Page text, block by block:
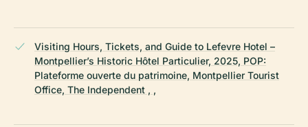
Visiting Hours, Tickets, and Guide to Lefevre Hotel –
Montpellier’s Historic Hôtel Particulier, 2025, POP:
Plateforme ouverte du patrimoine, Montpellier Tourist
Office, The Independent , ,